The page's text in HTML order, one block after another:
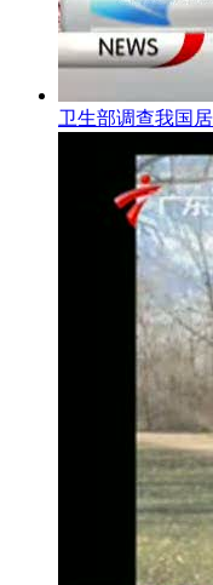
卫生部调查我国